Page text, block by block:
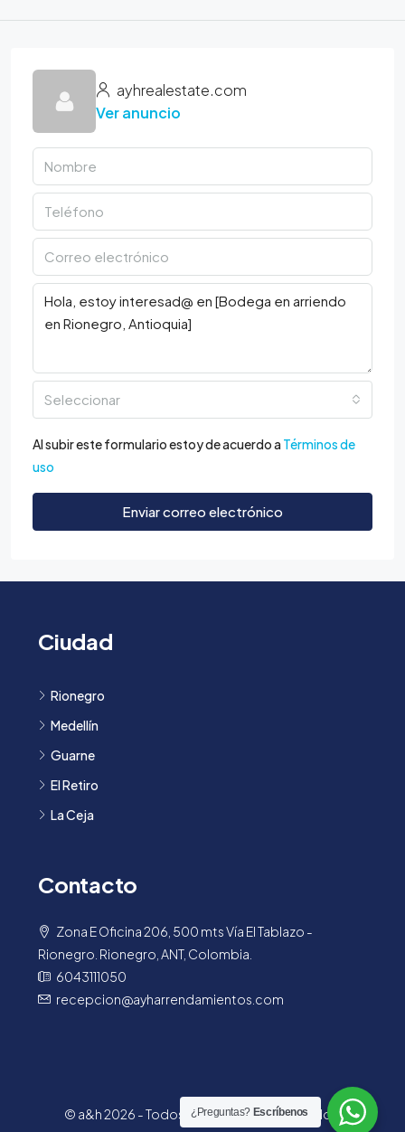
ayhrealestate.com
Ver anuncio
Seleccionar
Al subir este formulario estoy de acuerdo a Términos de
uso
Enviar correo electrónico
Ciudad
Rionegro
Medellín
Guarne
El Retiro
La Ceja
Contacto
Zona E Oficina 206, 500 mts Vía El Tablazo -
Rionegro. Rionegro, ANT, Colombia.
6043111050
recepcion@ayharrendamientos.com
© a&h 2026 - Todos los derechos reservados.
¿Preguntas? Escríbenos